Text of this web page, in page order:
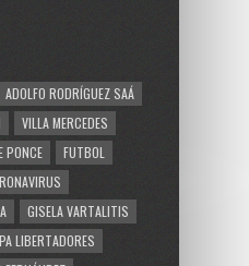
ADOLFO RODRÍGUEZ SAÁ
VILLA MERCEDES
PONCE
FUTBOL
GISELA VARTALITIS
LIBERTADORES